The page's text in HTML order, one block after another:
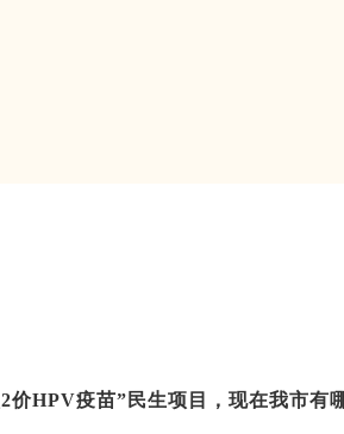
HPV疫苗”民生项目，现在我市有